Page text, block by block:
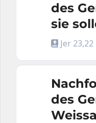
des
sie
Jer 23,22
des